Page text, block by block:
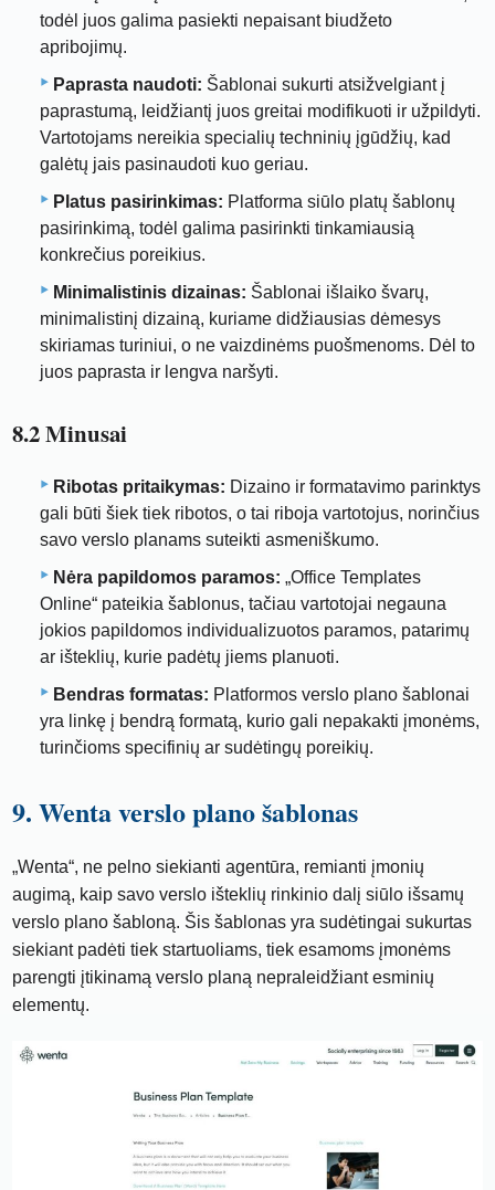
todėl juos galima pasiekti nepaisant biudžeto
apribojimų.
Paprasta naudoti: Šablonai sukurti atsižvelgiant į
paprastumą, leidžiantį juos greitai modifikuoti ir užpildyti.
Vartotojams nereikia specialių techninių įgūdžių, kad
galėtų jais pasinaudoti kuo geriau.
Platus pasirinkimas: Platforma siūlo platų šablonų
pasirinkimą, todėl galima pasirinkti tinkamiausią
konkrečius poreikius.
Minimalistinis dizainas: Šablonai išlaiko švarų,
minimalistinį dizainą, kuriame didžiausias dėmesys
skiriamas turiniui, o ne vaizdinėms puošmenoms. Dėl to
juos paprasta ir lengva naršyti.
8.2 Minusai
Ribotas pritaikymas: Dizaino ir formatavimo parinktys
gali būti šiek tiek ribotos, o tai riboja vartotojus, norinčius
savo verslo planams suteikti asmeniškumo.
Nėra papildomos paramos: „Office Templates
Online“ pateikia šablonus, tačiau vartotojai negauna
jokios papildomos individualizuotos paramos, patarimų
ar išteklių, kurie padėtų jiems planuoti.
Bendras formatas: Platformos verslo plano šablonai
yra linkę į bendrą formatą, kurio gali nepakakti įmonėms,
turinčioms specifinių ar sudėtingų poreikių.
9. Wenta verslo plano šablonas
„Wenta“, ne pelno siekianti agentūra, remianti įmonių
augimą, kaip savo verslo išteklių rinkinio dalį siūlo išsamų
verslo plano šabloną. Šis šablonas yra sudėtingai sukurtas
siekiant padėti tiek startuoliams, tiek esamoms įmonėms
parengti įtikinamą verslo planą nepraleidžiant esminių
elementų.